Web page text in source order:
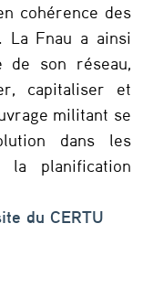
cohérence des
La Fnau a ainsi
de son réseau,
capitaliser et
militant se
dans les
planification
du CERTU